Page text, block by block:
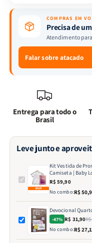
Baby
Gratidão
|
Baby
|
COMPRAS EM
Precisa de
Atendimento
Falar sobre atacado
Entrega para todo o
Brasil
Leve junto e
Kit Vestida de
Camiseta | Baby
R$ 59,90
No combo:R$
Devocional
-47% R$ 31,90
No combo:R$